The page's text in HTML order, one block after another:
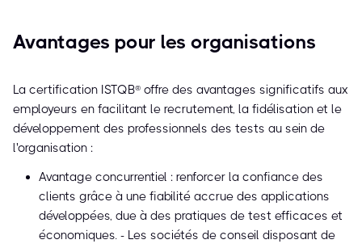
Avantages pour les organisations
La certification ISTQB® offre des avantages significatifs aux
employeurs en facilitant le recrutement, la fidélisation et le
développement des professionnels des tests au sein de
l'organisation :
Avantage concurrentiel : renforcer la confiance des
clients grâce à une fiabilité accrue des applications
développées, due à des pratiques de test efficaces et
économiques. - Les sociétés de conseil disposant de